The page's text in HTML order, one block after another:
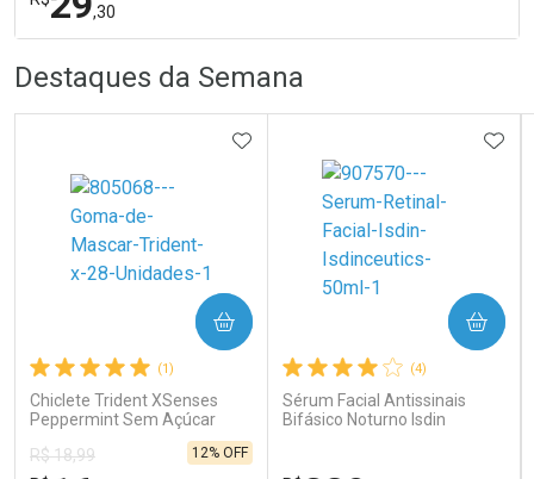
,30
Laboratório
Comprar sem Desconto
Por R$ 29,30/cada
Por Menos
Comprar sem Desconto
Por R$ 29,30/cada
Destaques da Semana
(1)
Chiclete Trident XSenses
Peppermint Sem Açúcar
R$ 18,99
12% OFF
ADICIONAR AOS FAVORITOS
COMPRAR
(4)
Sérum Facial Antissinais
Bifásico Noturno Isdin
COMPRAR